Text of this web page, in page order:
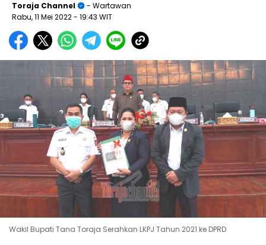
Toraja Channel
- Wartawan
Rabu, 11 Mei 2022- 19:43 WIT
Wakil Bupati Tana Toraja Serahkan LKPJ Tahun 2021 ke DPRD